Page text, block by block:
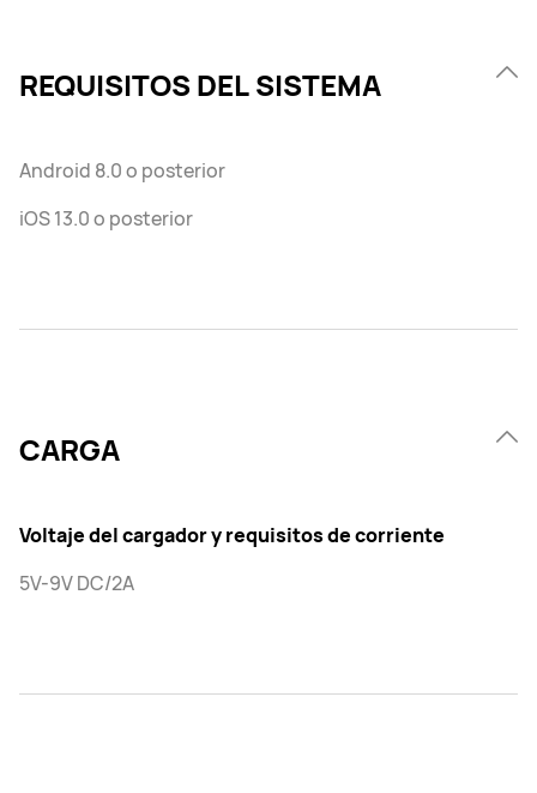
REQUISITOS DEL SISTEMA
Android 8.0 o posterior
iOS 13.0 o posterior
CARGA
Voltaje del cargador y requisitos de corriente
5V-9V DC/2A